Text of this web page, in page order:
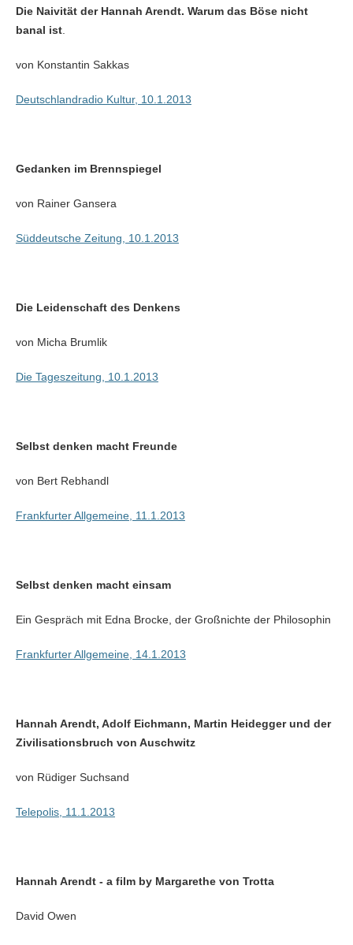
Die Naivität der Hannah Arendt. Warum das Böse nicht
banal ist.
von Konstantin Sakkas
Deutschlandradio Kultur, 10.1.2013
Gedanken im Brennspiegel
von Rainer Gansera
Süddeutsche Zeitung, 10.1.2013
Die Leidenschaft des Denkens
von Micha Brumlik
Die Tageszeitung, 10.1.2013
Selbst denken macht Freunde
von Bert Rebhandl
Frankfurter Allgemeine, 11.1.2013
Selbst denken macht einsam
Ein Gespräch mit Edna Brocke, der Großnichte der Philosophin
Frankfurter Allgemeine, 14.1.2013
Hannah Arendt, Adolf Eichmann, Martin Heidegger und der
Zivilisationsbruch von Auschwitz
von Rüdiger Suchsand
Telepolis, 11.1.2013
Hannah Arendt - a film by Margarethe von Trotta
David Owen